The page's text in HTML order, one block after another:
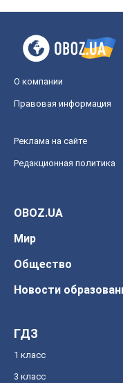
О компании
Правовая информация
Реклама на сайте
Редакционная политика
OBOZ.UA
Мир
Общество
Новости
ГДЗ
1 класс
3 класс